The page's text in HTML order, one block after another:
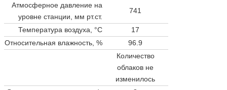
Атмосферное давление на
уровне станции, мм рт.ст.
741
Температура воздуха, °C
17
Относительная влажность, %
96.9
Количество
облаков не
изменилось